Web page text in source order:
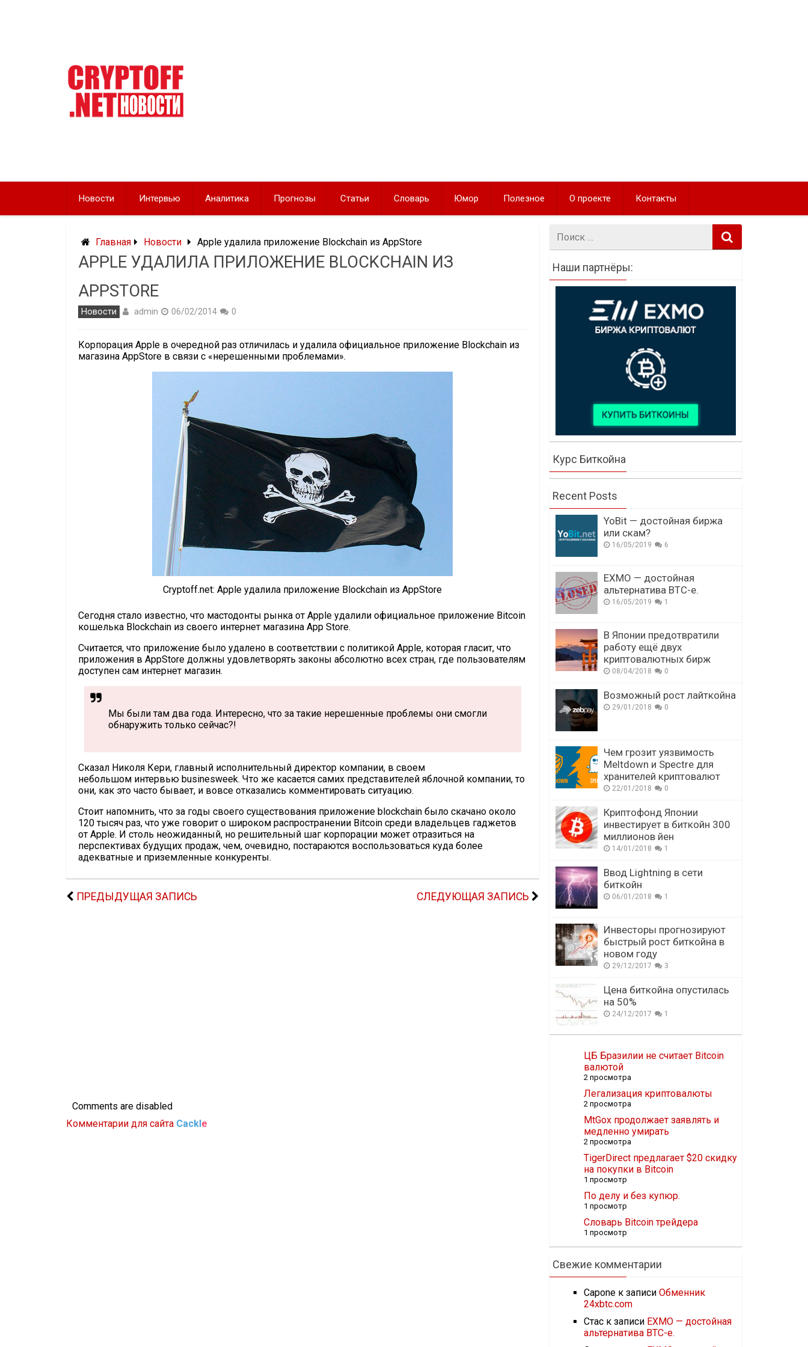
Новости Интервью Аналитика Прогнозы Статьи Словарь Юмор Полезное О проекте Контакты
Главная Новости Apple удалила приложение Blockchain из AppStore
APPLE УДАЛИЛА ПРИЛОЖЕНИЕ BLOCKCHAIN ИЗ
APPSTORE
Новости admin 06/02/2014 0
Корпорация Apple в очередной раз отличилась и удалила официальное приложение Blockchain из
магазина AppStore в связи с «нерешенными проблемами».
Cryptoff.net: Apple удалила приложение Blockchain из AppStore
Сегодня стало известно, что мастодонты рынка от Apple удалили официальное приложение Bitcoin
кошелька Blockchain из своего интернет магазина App Store.
Считается, что приложение было удалено в соответствии с политикой Apple, которая гласит, что
приложения в AppStore должны удовлетворять законы абсолютно всех стран, где пользователям
доступен сам интернет магазин.
Мы были там два года. Интересно, что за такие нерешенные проблемы они смогли
обнаружить только сейчас?!
Сказал Николя Кери, главный исполнительный директор компании, в своем
небольшом интервью businesweek. Что же касается самих представителей яблочной компании, то
они, как это часто бывает, и вовсе отказались комментировать ситуацию.
Стоит напомнить, что за годы своего существования приложение blockchain было скачано около
120 тысяч раз, что уже говорит о широком распространении Bitcoin среди владельцев гаджетов
от Apple. И столь неожиданный, но решительный шаг корпорации может отразиться на
перспективах будущих продаж, чем, очевидно, постараются воспользоваться куда более
адекватные и приземленные конкуренты.
ПРЕДЫДУЩАЯ ЗАПИСЬ СЛЕДУЮЩАЯ ЗАПИСЬ
Comments are disabled
Комментарии для сайта Cackle
Наши партнёры:
Курс Биткойна
Recent Posts
YoBit — достойная биржа
или скам?
16/05/2019 6
EXMO — достойная
альтернатива BTC-e.
16/05/2019 1
В Японии предотвратили
работу ещё двух
криптовалютных бирж
08/04/2018 0
Возможный рост лайткойна
29/01/2018 0
Чем грозит уязвимость
Meltdown и Spectre для
хранителей криптовалют
22/01/2018 0
Криптофонд Японии
инвестирует в биткойн 300
миллионов йен
14/01/2018 1
Ввод Lightning в сети
биткойн
06/01/2018 1
Инвесторы прогнозируют
быстрый рост биткойна в
новом году
29/12/2017 3
Цена биткойна опустилась
на 50%
24/12/2017 1
ЦБ Бразилии не считает Bitcoin
валютой
2 просмотра
Легализация криптовалюты
2 просмотра
MtGox продолжает заявлять и
медленно умирать
2 просмотра
TigerDirect предлагает $20 скидку
на покупки в Bitcoin
1 просмотр
По делу и без купюр.
1 просмотр
Словарь Bitcoin трейдера
1 просмотр
Свежие комментарии
Capone к записи Обменник
24xbtc.com
Стас к записи EXMO — достойная
альтернатива BTC-e.